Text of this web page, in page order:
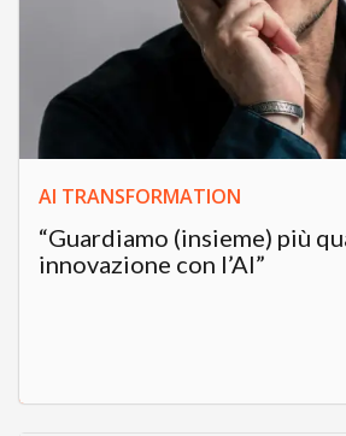
AI TRANSFORMATION
“Guardiamo (insieme) più
innovazione con l’AI”